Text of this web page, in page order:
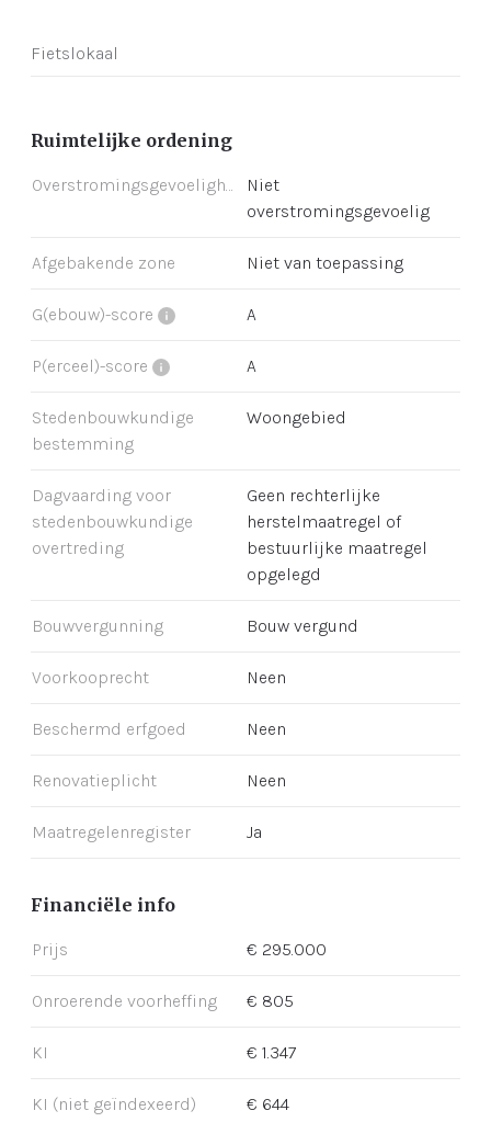
Fietslokaal
Ruimtelijke ordening
Niet
overstromingsgevoelig
Afgebakende zone Niet van toepassing
G(ebouw)-score A
P(erceel)-score A
Stedenbouwkundige
bestemming
Woongebied
Dagvaarding voor
stedenbouwkundige
overtreding
Geen rechterlijke
herstelmaatregel of
bestuurlijke maatregel
opgelegd
Bouwvergunning Bouw vergund
Voorkooprecht Neen
Beschermd erfgoed Neen
Renovatieplicht Neen
Maatregelenregister Ja
Financiële info
Prijs € 295.000
Onroerende voorheffing € 805
KI € 1.347
KI (niet geïndexeerd) € 644